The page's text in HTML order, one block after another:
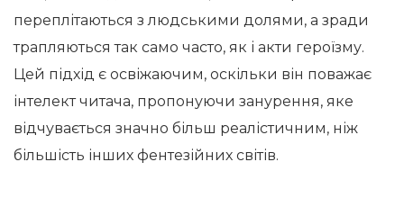
переплітаються з людськими долями, а зради
трапляються так само часто, як і акти героїзму.
Цей підхід є освіжаючим, оскільки він поважає
інтелект читача, пропонуючи занурення, яке
відчувається значно більш реалістичним, ніж
більшість інших фентезійних світів.